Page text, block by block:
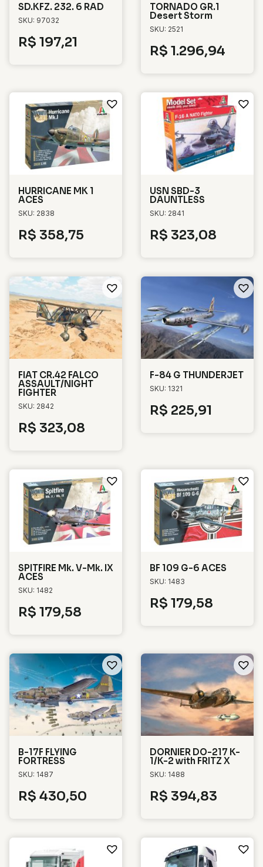
SD.KFZ. 232. 6 RAD
SKU: 97032
R$ 197,21
TORNADO GR.1
Desert Storm
SKU: 2521
R$ 1.296,94
HURRICANE MK 1
ACES
SKU: 2838
R$ 358,75
USN SBD-3
DAUNTLESS
SKU: 2841
R$ 323,08
FIAT CR.42 FALCO
ASSAULT/NIGHT
FIGHTER
SKU: 2842
R$ 323,08
F-84 G THUNDERJET
SKU: 1321
R$ 225,91
SPITFIRE Mk. V-Mk. IX
ACES
SKU: 1482
R$ 179,58
BF 109 G-6 ACES
SKU: 1483
R$ 179,58
B-17F FLYING
FORTRESS
SKU: 1487
R$ 430,50
DORNIER DO-217 K-
1/K-2 with FRITZ X
SKU: 1488
R$ 394,83